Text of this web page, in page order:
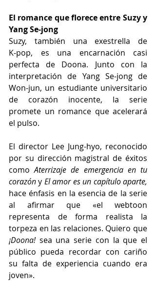
El romance que florece entre Suzy y
Yang Se‑jong
Suzy, también una exestrella de
K‑pop, es una encarnación casi
perfecta de Doona. Junto con la
interpretación de Yang Se‑jong de
Won‑jun, un estudiante universitario
de corazón inocente, la serie
promete un romance que acelerará
el pulso.
El director Lee Jung-hyo, reconocido
por su dirección magistral de éxitos
como Aterrizaje de emergencia en tu
corazón y El amor es un capítulo aparte,
hace énfasis en la esencia de la serie
al afirmar que «el webtoon
representa de forma realista la
¡Doona! sea una serie con la que el
público pueda recordar con cariño
su falta de experiencia cuando era
joven».